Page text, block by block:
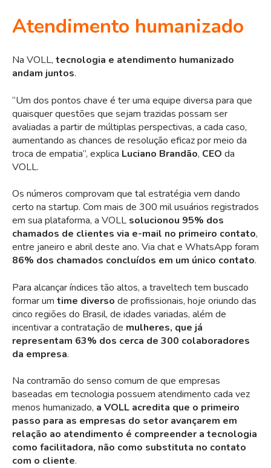
Atendimento humanizado
Na VOLL, tecnologia e atendimento humanizado
andam juntos.
“Um dos pontos chave é ter uma equipe diversa para que
quaisquer questões que sejam trazidas possam ser
avaliadas a partir de múltiplas perspectivas, a cada caso,
aumentando as chances de resolução eficaz por meio da
troca de empatia”, explica Luciano Brandão, CEO da
VOLL.
Os números comprovam que tal estratégia vem dando
certo na startup. Com mais de 300 mil usuários registrados
em sua plataforma, a VOLL solucionou 95% dos
chamados de clientes via e-mail no primeiro contato,
entre janeiro e abril deste ano. Via chat e WhatsApp foram
86% dos chamados concluídos em um único contato.
Para alcançar índices tão altos, a traveltech tem buscado
formar um time diverso de profissionais, hoje oriundo das
cinco regiões do Brasil, de idades variadas, além de
incentivar a contratação de mulheres, que já
representam 63% dos cerca de 300 colaboradores
da empresa.
Na contramão do senso comum de que empresas
baseadas em tecnologia possuem atendimento cada vez
menos humanizado, a VOLL acredita que o primeiro
passo para as empresas do setor avançarem em
relação ao atendimento é compreender a tecnologia
como facilitadora, não como substituta no contato
com o cliente.